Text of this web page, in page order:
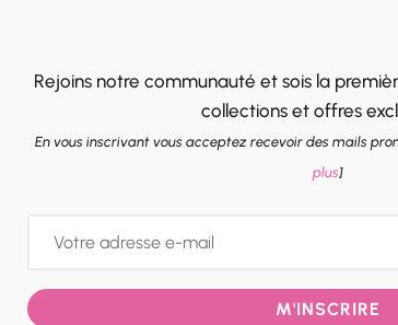
Rejoins notre communauté et sois la
collections et offres
En vous inscrivant vous acceptez recevoir des mails
plus]
M'INSCRIRE